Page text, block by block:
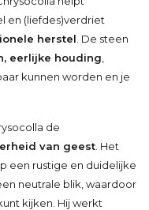
en (liefdes)verdriet
herstel . De steen
eerlijke houding
kunnen worden en je
de
van geest . Het
een rustige en duidelijke
neutrale blik, waardoor
kijken. Hij werkt